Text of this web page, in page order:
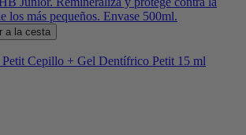
los más pequeños. Envase 500ml.
a la cesta